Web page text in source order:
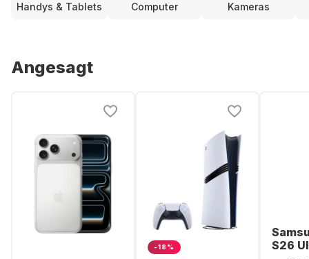
Handys & Tablets Computer Kameras
Angesagt
-18%
S26